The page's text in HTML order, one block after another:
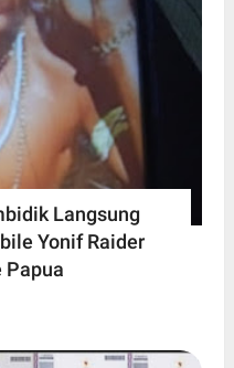
Langsung
Yonif Raider
Papua